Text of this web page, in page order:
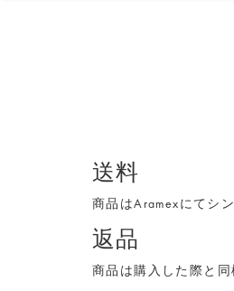
送料
商品はAramexにてシ
返品
商品は購入した際と